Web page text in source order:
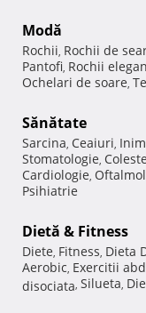
Modă
Rochii, Rochii de
Pantofi, Rochii
Ochelari de soare,
Sănătate
Sarcina, Ceaiuri,
Stomatologie,
Cardiologie,
Psihiatrie
Dietă & Fitness
Diete, Fitness, Dieta
Aerobic, Exercitii
disociata, Silueta,